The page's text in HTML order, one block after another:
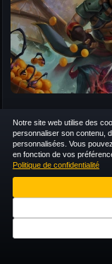
[OPEN]
SOLO BO1
Notre site web utilise des
personnaliser son contenu,
personnalisées. Vous
en fonction de vos
Politique de confidentialité